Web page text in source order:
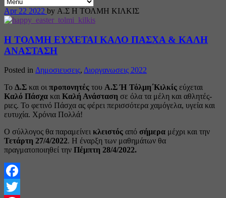
Apr 22 2022 by Α.Σ Η ΤΟΛΜΗ ΚΙΛΚΙΣ
Η ΤΟΛΜΗ ΕΥΧΕΤΑΙ ΚΑΛΟ ΠΑΣΧΑ & ΚΑΛΗ
ΑΝΑΣΤΑΣΗ
Posted in Δημοσιευσεις, Διοργανωσεις 2022
Το Δ.Σ και οι προπονητές του Α.Σ Ή Τόλμη΄Κιλκίς εύχεται
Καλό Πάσχα και Καλή Ανάσταση σε όλα τα μέλη και αθλητές-
ριες. Το φετινό Πάσχα ας φέρει περισσότερα χαμόγελα, υγεία και
ευτυχία. Χρόνια Πολλά!
Ο σύλλογος θα παραμείνει κλειστός από σήμερα μέχρι και την
Τετάρτη 27/4/2022. Η έναρξη των μαθημάτων θα
πραγματοποιηθεί την Πέμπτη 28/4/2022.
Facebook